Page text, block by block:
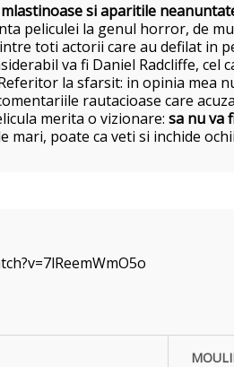
si aparitile
peliculei la genul horror, de
toti actorii care au defilat in
va fi Daniel Radcliffe, cel
la sfarsit: in opinia mea
rautacioase care
merita o vizionare: sa nu va
mari, poate ca veti si inchide